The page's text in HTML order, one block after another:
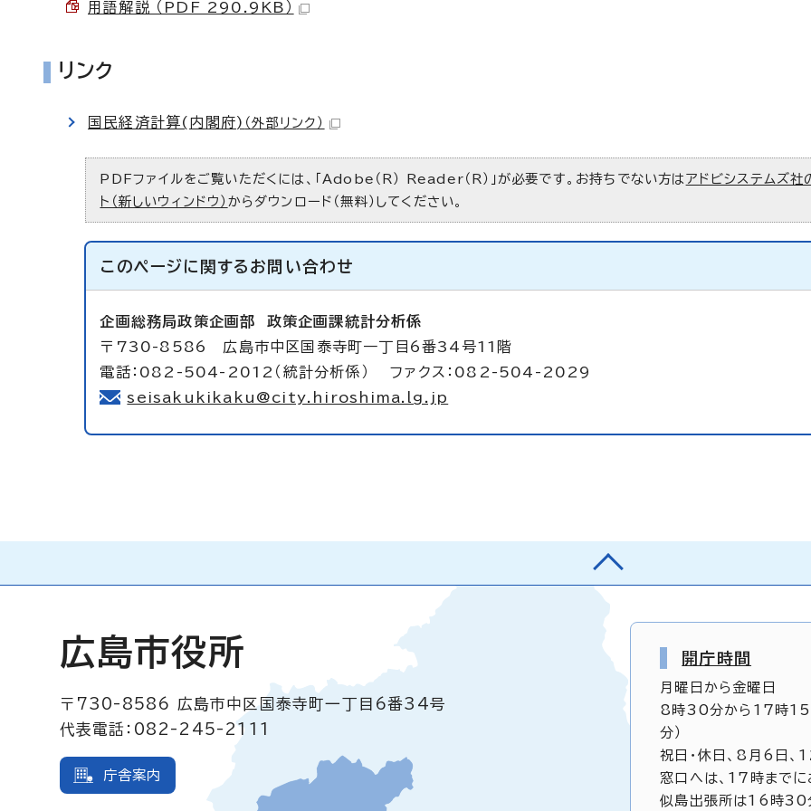
用語解説 （PDF 290.9KB）
リンク
国民経済計算(内閣府) （外部リンク）
PDFファイルをご覧いただくには、「Adobe（R） Reader（R）」が必要です。お持ちでない方は アドビシステムズ社
ト（新しいウィンドウ） からダウンロード（無料）してください。
このページに関する お問い合わせ
企画総務局政策企画部 政策企画課統計分析係
〒730-8586 広島市中区国泰寺町一丁目6番34号11階
電話：082-504-2012（統計分析係） ファクス：082-504-2029
seisakukikaku@city.hiroshima.lg.jp
広島市役所
〒730-8586
広島市中区国泰寺町一丁目6番34号
代表電話：082-245-2111
庁舎案内
開庁時間
月曜日から金曜日
8時30分から17時15
分）
祝日・休日、8月6日
窓口へは、17時までに
似島出張所は16時30